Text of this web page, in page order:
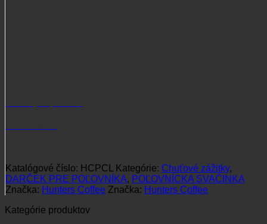
Katalógové číslo: HCPCL Kategórie: Chuťové zážitky,
DARČEK PRE POĽOVNÍKA, POĽOVNÍCKA SVAČINKA
Značka: Hunters Coffee Značka: Hunters Coffee
Kategórie produktov